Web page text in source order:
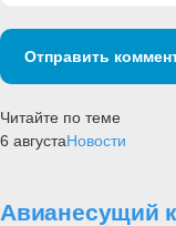
Отправить
Читайте по теме
6 августаНовости
Авианесущий